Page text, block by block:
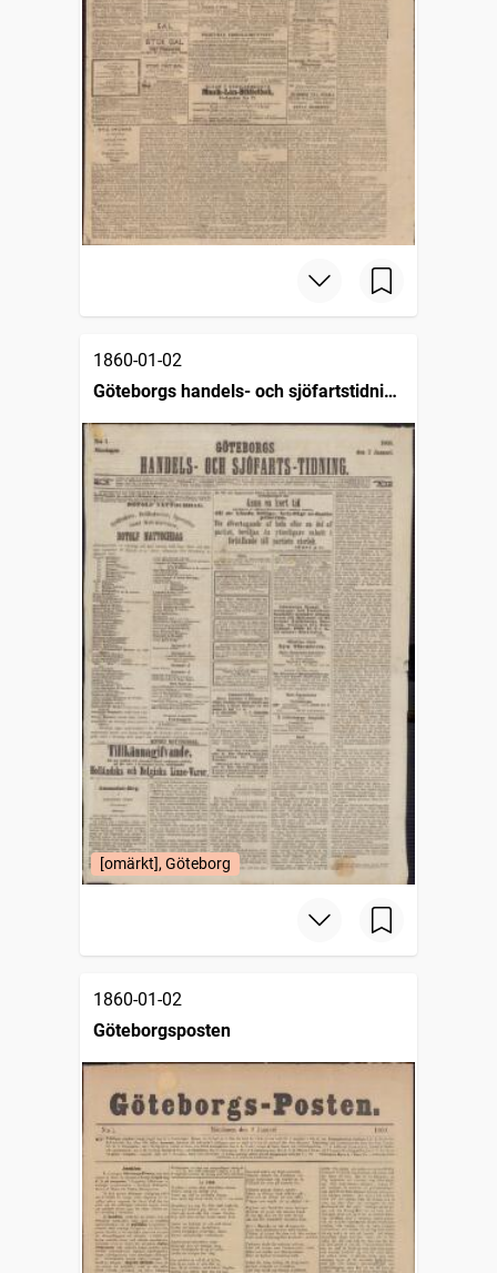
1860-01-02
Göteborgs handels- och sjöfartstidning
(1832)
[omärkt], Göteborg
1860-01-02
Göteborgsposten